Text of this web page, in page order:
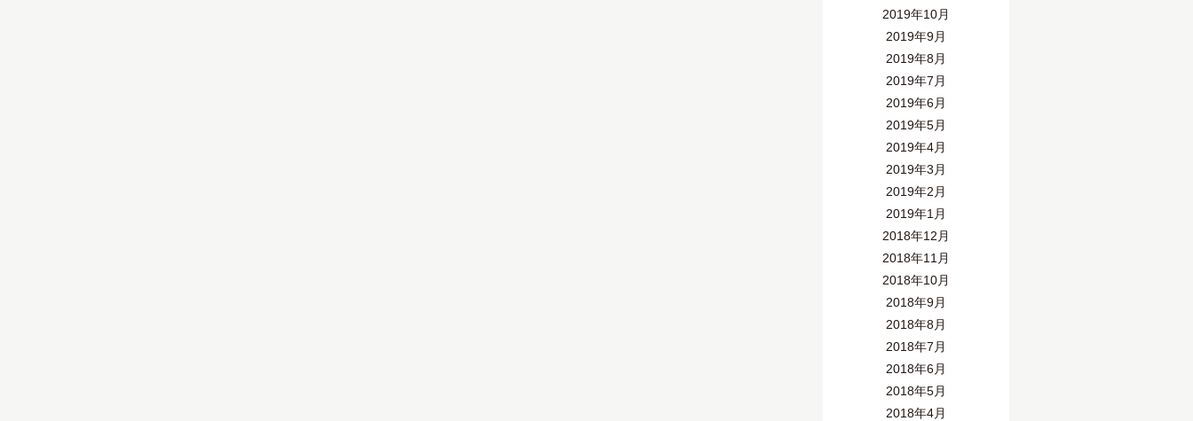
2019年10月
2019年9月
2019年8月
2019年7月
2019年6月
2019年5月
2019年4月
2019年3月
2019年2月
2019年1月
2018年12月
2018年11月
2018年10月
2018年9月
2018年8月
2018年7月
2018年6月
2018年5月
2018年4月